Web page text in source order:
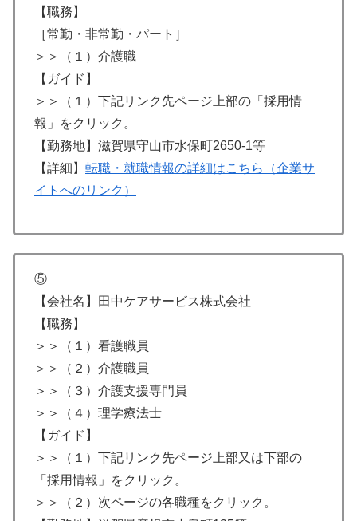
【職務】
［常勤・非常勤・パート］
＞＞（１）介護職
【ガイド】
＞＞（１）下記リンク先ページ上部の「採用情
報」をクリック。
【勤務地】滋賀県守山市水保町2650-1等
【詳細】 転職・就職情報の詳細はこちら（企業サ
イトへのリンク）
⑤
【会社名】田中ケアサービス株式会社
【職務】
＞＞（１）看護職員
＞＞（２）介護職員
＞＞（３）介護支援専門員
＞＞（４）理学療法士
【ガイド】
＞＞（１）下記リンク先ページ上部又は下部の
「採用情報」をクリック。
＞＞（２）次ページの各職種をクリック。